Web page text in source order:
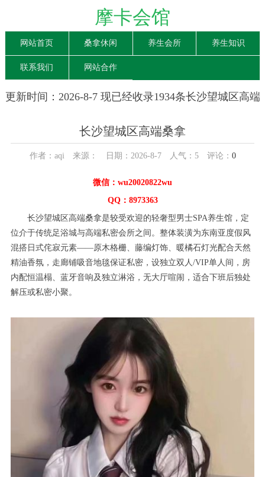
摩卡会馆
网站首页 桑拿休闲 养生会所 养生知识
联系我们 网站合作
更新时间：2026-8-7 现已经收录1934条长沙望城区高端
长沙望城区高端桑拿
作者：aqi 来源： 日期：2026-8-7 人气： 5评论： 0
微信：wu20020822wu
QQ：8973363
长沙望城区高端桑拿是较受欢迎的轻奢型男士SPA养生馆，定
位介于传统足浴城与高端私密会所之间。整体装潢为东南亚度假风
混搭日式侘寂元素——原木格栅、藤编灯饰、暖橘石灯光配合天然
精油香氛，走廊铺吸音地毯保证私密，设独立双人/VIP单人间，房
内配恒温榻、蓝牙音响及独立淋浴，无大厅喧闹，适合下班后独处
解压或私密小聚。